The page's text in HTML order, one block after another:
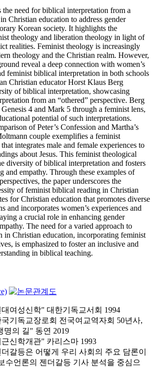
the need for biblical interpretation from a
Christian education to address gender
Korean society. It highlights the
theology and liberation theology in light of
realities. Feminist theology is increasingly
theology and the Christian realm. However,
reveal a deep connection with women’s
feminist biblical interpretation in both schools
Christian educator Horst Klaus Berg
of biblical interpretation, showcasing
from an “othered” perspective. Berg
4 and Mark 5 through a feminist lens,
potential of such interpretations.
of Peter’s Confession and Martha’s
couple exemplifies a feminist
integrates male and female experiences to
about Jesus. This feminist theological
diversity of biblical interpretation and fosters
and empathy. Through these examples of
the paper underscores the
of feminist biblical reading in Christian
for Christian education that promotes diverse
and incorporates women’s experiences and
a crucial role in enhancing gender
The need for a varied approach to
in Christian education, incorporating feminist
is emphasized to foster an inclusive and
in biblical teaching.
여성신학" 대한기독교서회 1994
기독교장로회 전국여교역자회 50년사,
명의 길" 동연 2019
신학개관" 카리스마 1993
갈등은 어떻게 우리 사회의 주요 담론이
수언론의 젠더갈등 기사 분석을 중심으